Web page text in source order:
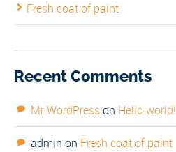
Fresh coat of paint
Recent Comments
Mr WordPresson Hello world!
admin on Fresh coat of paint